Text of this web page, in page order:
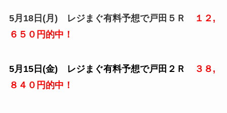
5月18日(月) レジまぐ有料予想で戸田５Ｒ １２ ,
６５０円的中！
5月15日(金) レジまぐ有料予想で戸田２Ｒ
３８,
８４０円的中！